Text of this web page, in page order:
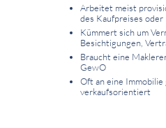
Arbeitet meist
des Kaufpreises
Kümmert sich um
Besichtigungen,
Braucht eine
GewO
Oft an eine
verkaufsorientiert